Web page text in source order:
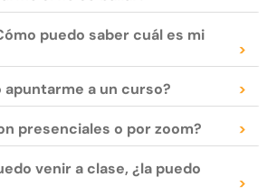
puedo saber cuál es mi
>
apuntarme a un curso? >
presenciales o por zoom? >
venir a clase, ¿la puedo
>